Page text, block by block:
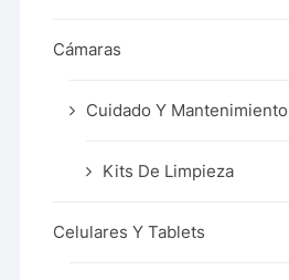
Cámaras
Cuidado Y Mantenimiento
Kits De Limpieza
Celulares Y Tablets